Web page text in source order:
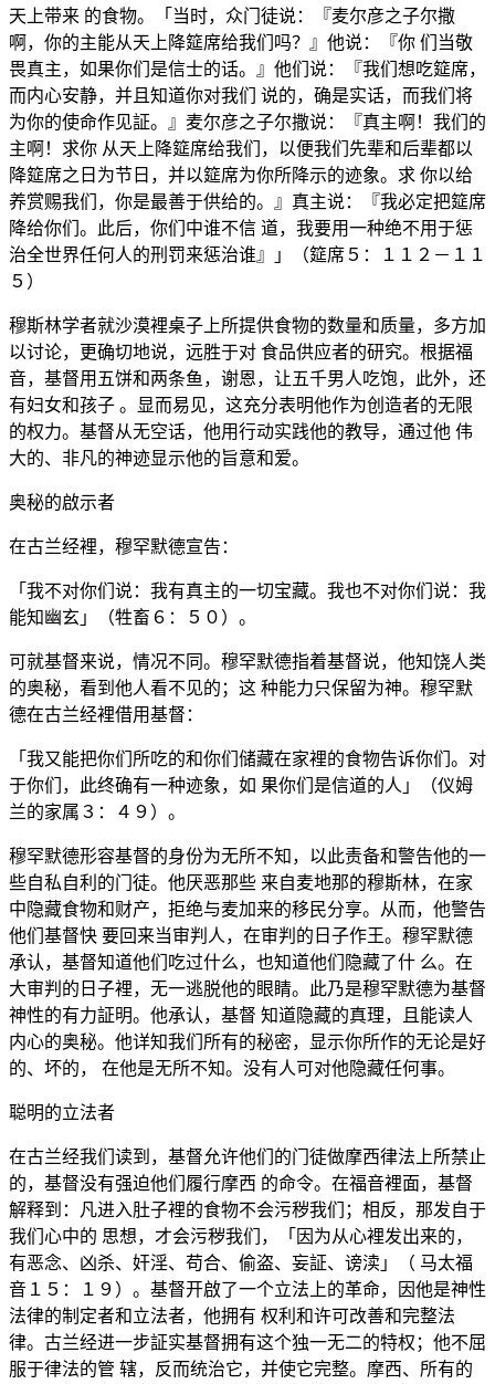
天上带来 的食物。「当时，众门徒说：『麦尔彦之子尔撒
啊，你的主能从天上降筵席给我们吗？』他说：『你 们当敬
畏真主，如果你们是信士的话。』他们说：『我们想吃筵席，
而内心安静，并且知道你对我们 说的，确是实话，而我们将
为你的使命作见証。』麦尔彦之子尔撒说：『真主啊！我们的
主啊！求你 从天上降筵席给我们，以便我们先辈和后辈都以
降筵席之日为节日，并以筵席为你所降示的迹象。求 你以给
养赏赐我们，你是最善于供给的。』真主说：『我必定把筵席
降给你们。此后，你们中谁不信 道，我要用一种绝不用于惩
治全世界任何人的刑罚来惩治谁』」（筵席５：１１２－１１
５）
穆斯林学者就沙漠裡桌子上所提供食物的数量和质量，多方加
以讨论，更确切地说，远胜于对 食品供应者的研究。根据福
音，基督用五饼和两条鱼，谢恩，让五千男人吃饱，此外，还
有妇女和孩子 。显而易见，这充分表明他作为创造者的无限
的权力。基督从无空话，他用行动实践他的教导，通过他 伟
大的、非凡的神迹显示他的旨意和爱。
奥秘的啟示者
在古兰经裡，穆罕默德宣告：
「我不对你们说：我有真主的一切宝藏。我也不对你们说：我
能知幽玄」（牲畜６：５０）。
可就基督来说，情况不同。穆罕默德指着基督说，他知饶人类
的奥秘，看到他人看不见的；这 种能力只保留为神。穆罕默
德在古兰经裡借用基督：
「我又能把你们所吃的和你们储藏在家裡的食物告诉你们。对
于你们，此终确有一种迹象，如 果你们是信道的人」（仪姆
兰的家属３：４９）。
穆罕默德形容基督的身份为无所不知，以此责备和警告他的一
些自私自利的门徒。他厌恶那些 来自麦地那的穆斯林，在家
中隐藏食物和财产，拒绝与麦加来的移民分享。从而，他警告
他们基督快 要回来当审判人，在审判的日子作王。穆罕默德
承认，基督知道他们吃过什么，也知道他们隐藏了什 么。在
大审判的日子裡，无一逃脱他的眼睛。此乃是穆罕默德为基督
神性的有力証明。他承认，基督 知道隐藏的真理，且能读人
内心的奥秘。他详知我们所有的秘密，显示你所作的无论是好
的、坏的， 在他是无所不知。没有人可对他隐藏任何事。
聪明的立法者
在古兰经我们读到，基督允许他们的门徒做摩西律法上所禁止
的，基督没有强迫他们履行摩西 的命令。在福音裡面，基督
解释到：凡进入肚子裡的食物不会污秽我们；相反，那发自于
我们心中的 思想，才会污秽我们，「因为从心裡发出来的，
有恶念、凶杀、奸淫、苟合、偷盗、妄証、谤渎」（ 马太福
音１５：１９）。基督开啟了一个立法上的革命，因他是神性
法律的制定者和立法者，他拥有 权利和许可改善和完整法
律。古兰经进一步証实基督拥有这个独一无二的特权；他不屈
服于律法的管 辖，反而统治它，并使它完整。摩西、所有的